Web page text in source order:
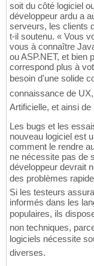
soit du côté logiciel
développeur ardu a
serveurs, les clients
t-il soutenu. « Vous
vous à connaître
ou ASP.NET, et bien
correspond plus à
besoin d'une solide
connaissance de UX,
Artificielle, et ainsi de
Les bugs et les
nouveau logiciel est
comment le rendre
ne nécessite pas de
développeur devrait
des problèmes
Si les testeurs
informés dans les
populaires, ils
non techniques,
logiciels nécessite
diverses.